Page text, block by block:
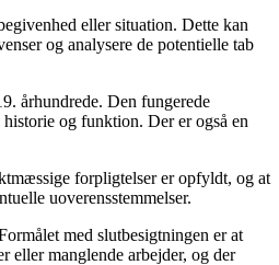
eller situation. Dette kan
og analysere de potentielle tab
århundrede. Den fungerede
og funktion. Der er også en
forpligtelser er opfyldt, og at
uoverensstemmelser.
med slutbesigtningen er at
eller manglende arbejder, og der